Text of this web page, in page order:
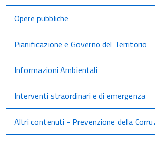
Opere pubbliche
Pianificazione e Governo del Territorio
Informazioni Ambientali
Interventi straordinari e di emergenza
Altri contenuti - Prevenzione della